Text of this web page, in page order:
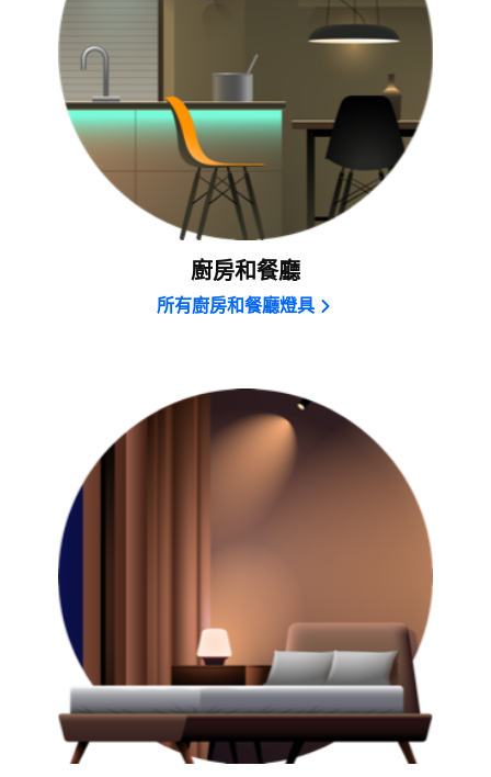
廚房和餐廳
所有廚房和餐廳燈具